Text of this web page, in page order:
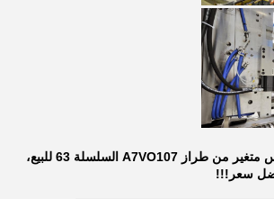
مضخة محورية بمكبس متغير من طراز A7VO107 السلسلة 63 للبيع،
سعر!!!